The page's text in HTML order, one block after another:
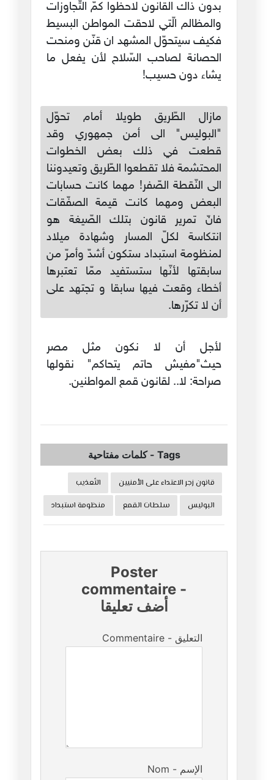
بدون ذاك القانون لاحظوا كمّ التّجاوزات
والمظالم الّتي لاحقت المواطن البسيط
فكيف سيتحوّل المشهد ان قنّن ومنحت
الحصانة لصاحب السّلاح لأن يفعل ما
يشاء دون حسيب!
مازال الطّريق طويلا أمام تحوّل
"البوليس" الى أمن جمهوري وقد
قطعت في ذلك بعض الخطوات
المحتشمة فلا تقطعوا الطّريق وتعيدوننا
الى النّقطة الصّفر! مهما كانت حسابات
البعض ومهما كانت قيمة الصفّقات
فانّ تمرير قانون بتلك الصّيغة هو
انتكاسة لكلّ المسار وشهادة ميلاد
لمنظومة استبداد ستكون أشدّ وأمرّ من
سابقتها لأنّها ستستفيد ممّا تعتبرها
أخطاء وقعت فيها سابقا و تجتهد على
أن لا تكرّرها.
لأجل أن لا نكون مثل مصر
حيث"مفيش حاتم يتحاكم" نقولها
صراحة: لا.. لقانون قمع المواطنين.
Tags
-كلمات مفتاحية
قانون زجر الاعتداء على الأمنيين
التّعذيب
البوليس
سلطات القمع منظومة استبداد
Poster
commentaire -
أضف تعليقا
Commentaire - التعليق
Nom - الإسم